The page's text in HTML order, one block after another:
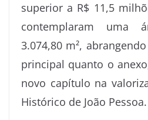
superior a R$ 11,5
contemplaram uma
3.074,80 m²,
principal quanto o
novo capítulo na
Histórico de João Pessoa.